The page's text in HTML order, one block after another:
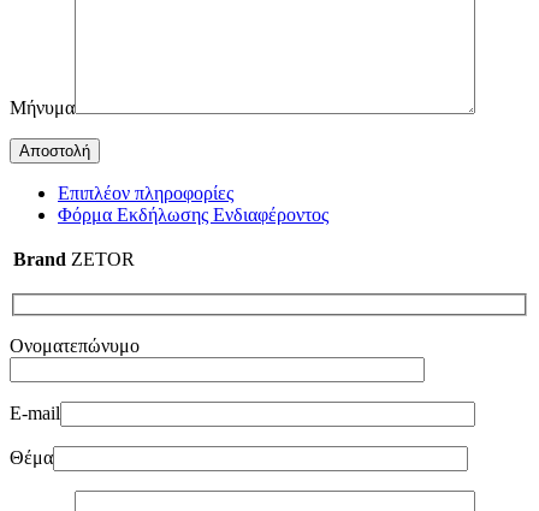
Μήνυμα
Επιπλέον πληροφορίες
Φόρμα Εκδήλωσης Ενδιαφέροντος
Brand ZETOR
Ονοματεπώνυμο
E-mail
Θέμα